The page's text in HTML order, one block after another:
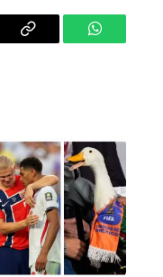
Copy
WhatsApp